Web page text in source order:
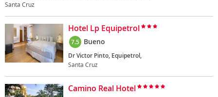
Santa Cruz
Hotel Lp Equipetrol
7.5 Bueno
Dr Victor Pinto, Equipetrol,
Santa Cruz
Camino Real Hotel